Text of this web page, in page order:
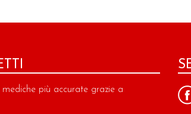
mediche più accurate grazie a